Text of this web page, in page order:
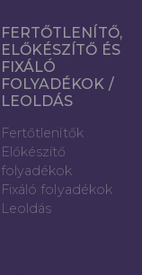
FERTŐTLENÍTŐ,
ELŐKÉSZÍTŐ ÉS
FIXÁLÓ
FOLYADÉKOK /
LEOLDÁS
Fertőtlenítők
Előkészítő
folyadékok
Fixáló folyadékok
Leoldás